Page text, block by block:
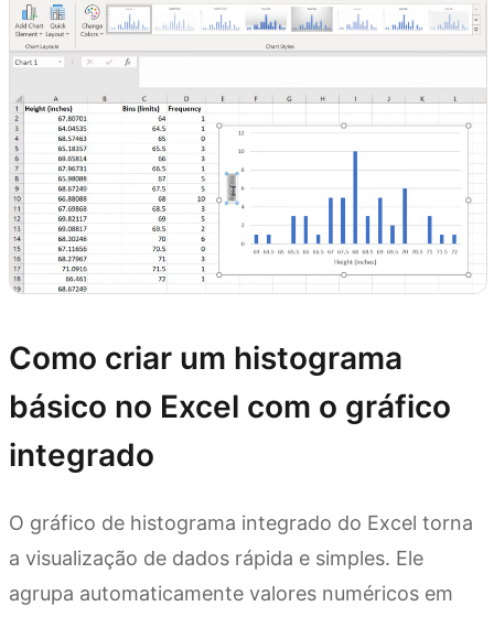
Como criar um histograma
básico no Excel com o gráfico
integrado
O gráfico de histograma integrado do Excel torna
a visualização de dados rápida e simples. Ele
agrupa automaticamente valores numéricos em